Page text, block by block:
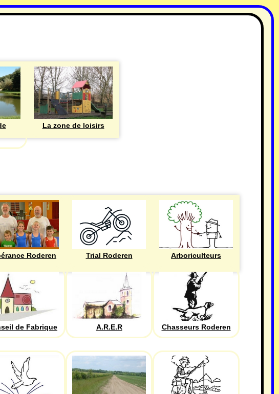
La zone de loisirs
Roderen Trial Roderen Arboriculteurs
de Fabrique A.R.E.R Chasseurs Roderen